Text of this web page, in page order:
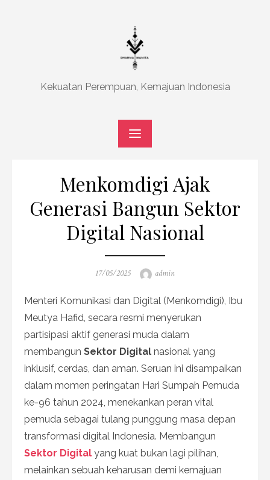
Kekuatan Perempuan, Kemajuan Indonesia
Menkomdigi Ajak
Generasi Bangun Sektor
Digital Nasional
Posted
17/05/2025 Author
admin
Menteri Komunikasi dan Digital (Menkomdigi), Ibu
Meutya Hafid, secara resmi menyerukan
partisipasi aktif generasi muda dalam
membangun Sektor Digital nasional yang
inklusif, cerdas, dan aman. Seruan ini disampaikan
dalam momen peringatan Hari Sumpah Pemuda
ke-96 tahun 2024, menekankan peran vital
pemuda sebagai tulang punggung masa depan
transformasi digital Indonesia. Membangun
Sektor Digital yang kuat bukan lagi pilihan,
melainkan sebuah keharusan demi kemajuan